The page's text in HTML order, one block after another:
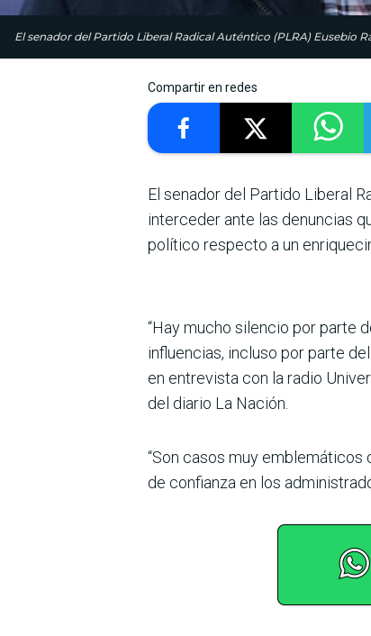
El senador del Partido Libe­ral Radical Auténtico (PLRA) Eusebio
Compartir en redes
El senador del Partido Libe­ral
interceder ante las denuncias
político respecto a un
“Hay mucho silencio por parte
influencias, incluso por parte
en entrevista con la radio
del diario La Nación.
“Son casos muy
de confianza en los